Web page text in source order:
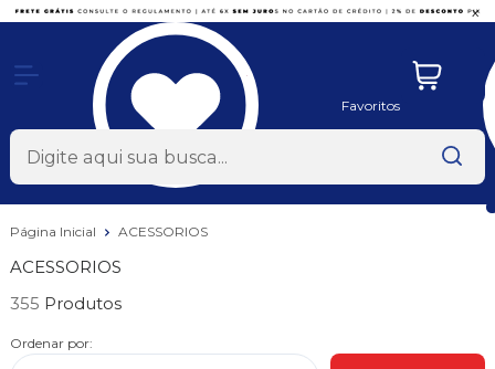
x
Favoritos
Página Inicial ACESSORIOS
ACESSORIOS
355
Ordenar por: